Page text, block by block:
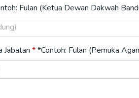
Fulan (Ketua Dewan Dakwah
Jabatan *Contoh: Fulan (Pemuka